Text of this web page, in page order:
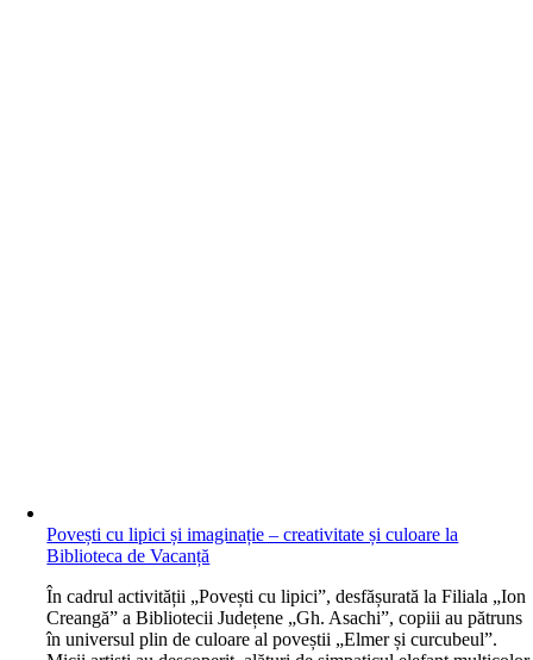
Povești cu lipici și imaginație – creativitate și culoare la
Biblioteca de Vacanță
În cadrul activității „Povești cu lipici”, desfășurată la Filiala „Ion
Creangă” a Bibliotecii Județene „Gh. Asachi”, copiii au pătruns
în universul plin de culoare al poveștii „Elmer și curcubeul”.